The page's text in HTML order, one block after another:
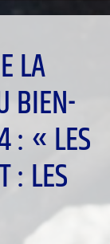
LA
BIEN-
: « LES
: LES